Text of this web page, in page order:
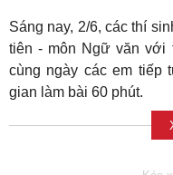
Sáng nay, 2/6, các thí
tiên - môn Ngữ văn với
cùng ngày các em tiếp
gian làm bài 60 phút.